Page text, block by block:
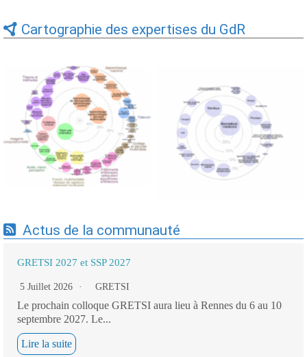
Cartographie des expertises du GdR
Expertises du GdR -
cartographie par Axes -
19/09/2025
Expertises du GdR -
cartographie par mots-clés
applicatifs - 19/09/2025
Actus de la communauté
GRETSI 2027 et SSP 2027
5 Juillet 2026 GRETSI
Le prochain colloque GRETSI aura lieu à Rennes du 6 au 10
septembre 2027. Le...
Lire la suite